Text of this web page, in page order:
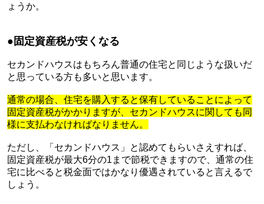
ょうか。
● 固定資産税が安くなる
セカンドハウスはもちろん普通の住宅と同じような扱いだ
と思っている方も多いと思います。
通常の場合、住宅を購入すると保有していることによって
固定資産税がかかりますが、セカンドハウスに関しても同
様に支払わなければなりません。
ただし、「セカンドハウス」と認めてもらいさえすれば、
固定資産税が最大6分の1 まで節税できますので、通常の住
宅に比べると税金面ではかなり優遇されていると言えるで
しょう。